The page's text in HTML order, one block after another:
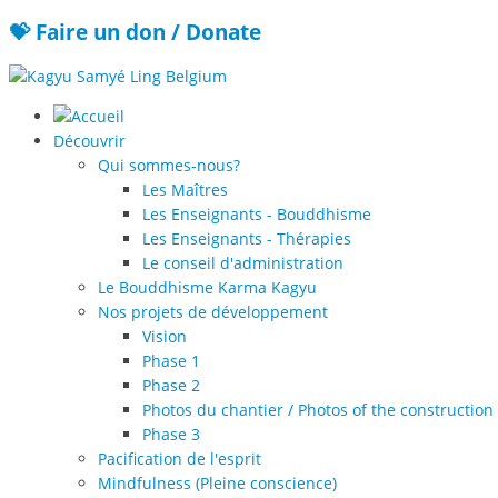
💝 Faire un don / Donate
Découvrir
Qui sommes-nous?
Les Maîtres
Les Enseignants - Bouddhisme
Les Enseignants - Thérapies
Le conseil d'administration
Le Bouddhisme Karma Kagyu
Nos projets de développement
Vision
Phase 1
Phase 2
Photos du chantier / Photos of the construction
Phase 3
Pacification de l'esprit
Mindfulness (Pleine conscience)